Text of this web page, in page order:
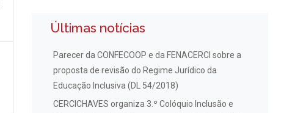
Últimas notícias
Parecer da CONFECOOP e da FENACERCI sobre a
proposta de revisão do Regime Jurídico da
Educação Inclusiva (DL 54/2018)
CERCICHAVES organiza 3.º Colóquio Inclusão e